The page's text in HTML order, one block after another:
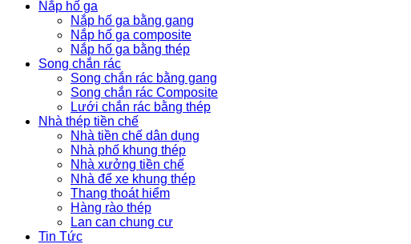
Nắp hố ga
Nắp hố ga bằng gang
Nắp hố ga composite
Nắp hố ga bằng thép
Song chắn rác
Song chắn rác bằng gang
Song chắn rác Composite
Lưới chắn rác bằng thép
Nhà thép tiền chế
Nhà tiền chế dân dụng
Nhà phố khung thép
Nhà xưởng tiền chế
Nhà để xe khung thép
Thang thoát hiểm
Hàng rào thép
Lan can chung cư
Tin Tức